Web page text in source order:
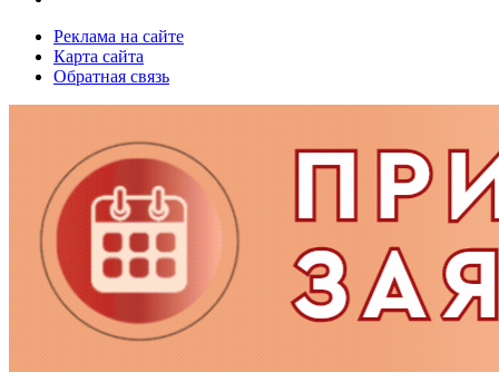
Реклама на сайте
Карта сайта
Обратная связь